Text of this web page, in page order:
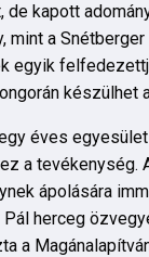
de kapott
mint a
egyik
készülhet
éves
a tevékenység.
ápolására
herceg
a